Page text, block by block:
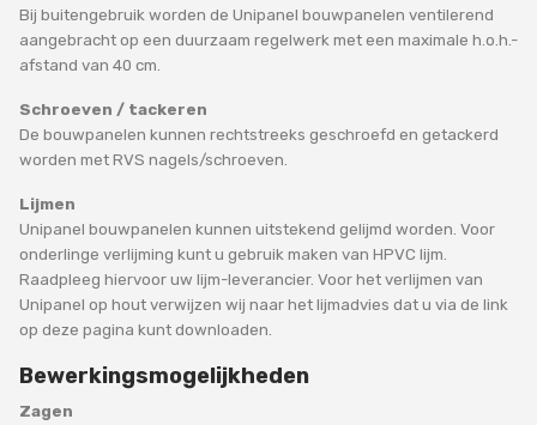
Bij buitengebruik worden de Unipanel bouwpanelen ventilerend
aangebracht op een duurzaam regelwerk met een maximale h.o.h.-
afstand van 40 cm.
Schroeven / tackeren
De bouwpanelen kunnen rechtstreeks geschroefd en getackerd
worden met RVS nagels/schroeven.
Lijmen
Unipanel bouwpanelen kunnen uitstekend gelijmd worden. Voor
onderlinge verlijming kunt u gebruik maken van HPVC lijm.
Raadpleeg hiervoor uw lijm-leverancier. Voor het verlijmen van
Unipanel op hout verwijzen wij naar het lijmadvies dat u via de link
op deze pagina kunt downloaden.
Bewerkingsmogelijkheden
Zagen